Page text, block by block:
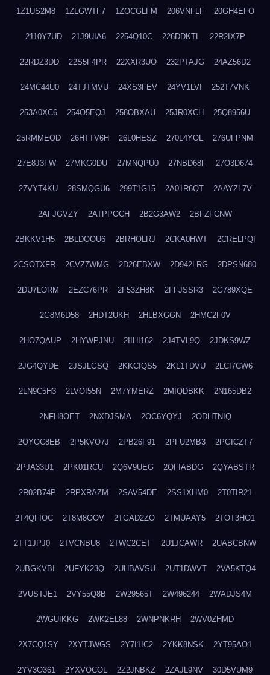
1Z1US2M8 1ZLGWTF7 1ZOCGLFM 206VNFLF 20GH4EFO
2110Y7UD 21J9UIA6 2254Q10C 226DDKTL 22R2IX7P
22RDZ3DD 22S5F4PR 22XXR3UO 232PTAJG 24AZ56D2
24MC44U0 24TJTMVU 24XS3FEV 24YV1LVI 252T7VNK
253A0XC6 254O5EQJ 258OBXAU 25JR0XCH 25Q8956U
25RMMEOD 26HTTV6H 26L0HESZ 270L4YOL 276UFPNM
27E8J3FW 27MKG0DU 27MNQPU0 27NBD68F 27O3D674
27VYT4KU 28SMQGU6 299T1G15 2A01R6QT 2AAYZL7V
2AFJGVZY 2ATPPOCH 2B2G3AW2 2BFZFCNW
2BKKV1H5 2BLDOOU6 2BRHOLRJ 2CKA0HWT 2CRELPQI
2CSOTXFR 2CVZ7WMG 2D26EBXW 2D942LRG 2DPSN680
2DU7LORM 2EZC76PR 2F53ZH8K 2FFJSSR3 2G789XQE
2G8M6D58 2HDT2UKH 2HLBXGGN 2HMC2F0V
2HO7QAUP 2HYWPJNU 2IIHI162 2J4TVL9Q 2JDKS9WZ
2JG4QYDE 2JSJLGSQ 2KKCIQS5 2KL1TDVU 2LCI7CW6
2LN9C5H3 2LVOI55N 2M7YMERZ 2MIQDBKK 2N165DB2
2NFH8OET 2NXDJSMA 2OC6YQYJ 2ODHTNIQ
2OYOC8EB 2P5KVO7J 2PB26F91 2PFU2MB3 2PGICZT7
2PJA33U1 2PK01RCU 2Q6V9UEG 2QFIABDG 2QYABSTR
2R02B74P 2RPXRAZM 2SAV54DE 2SS1XHM0 2T0TIR21
2T4QFIOC 2T8M8OOV 2TGAD2ZO 2TMUAAY5 2TOT3HO1
2TT1JPJ0 2TVCNBU8 2TWC2CET 2U1JCAWR 2UABCBNW
2UBGKVBI 2UFYK23Q 2UHBAVSU 2UT1DWVT 2VA5KTQ4
2VUSTJE1 2VY55Q8B 2W29565T 2W496244 2WADJS4M
2WGUIKKG 2WK2EL88 2WNPNKRH 2WV0ZHMD
2X7CQ1SY 2XYTJWGS 2Y7I1IC2 2YKK8NSK 2YT95AO1
2YV3O361 2YXVOCOL 2Z2JNBKZ 2ZAJL9NV 30D5VUM9